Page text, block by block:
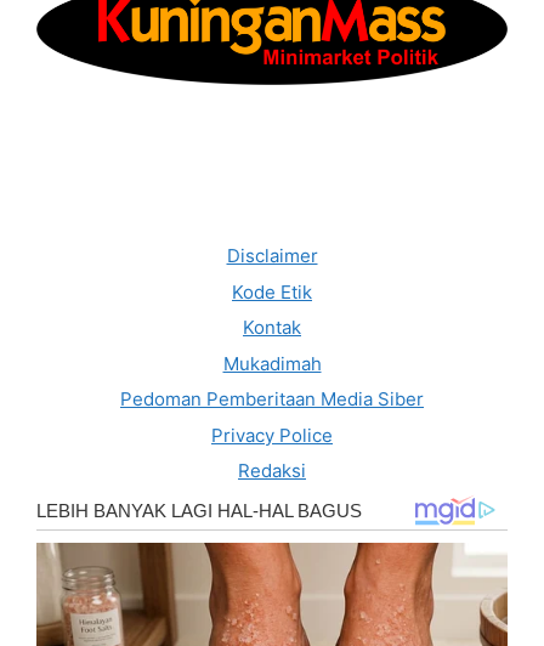
Disclaimer
Kode Etik
Kontak
Mukadimah
Pedoman Pemberitaan Media Siber
Privacy Police
Redaksi